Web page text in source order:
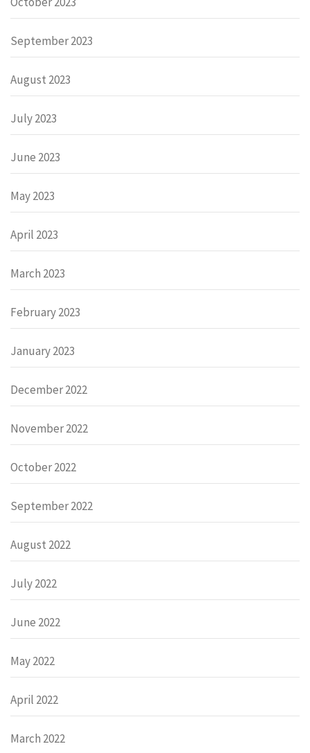
September 2023
August 2023
July 2023
June 2023
May 2023
April 2023
March 2023
February 2023
January 2023
December 2022
November 2022
October 2022
September 2022
August 2022
July 2022
June 2022
May 2022
April 2022
March 2022